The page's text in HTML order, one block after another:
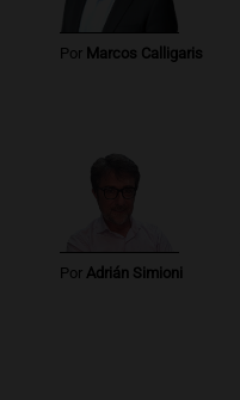
Por Marcos Calligaris
Por Adrián Simioni